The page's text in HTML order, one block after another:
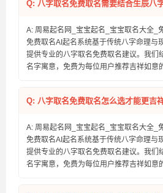
Q: 八字取名免费取名需要结合生辰八
A: 周易起名网_宝宝起名_宝宝取名大全_
免费取名AI起名系统基于传统八字命理与
提供专业的八字取名免费取名建议。我们
名字寓意，免费为每位用户推荐吉祥如意
Q: 八字取名免费取名怎么选才能更吉
A: 周易起名网_宝宝起名_宝宝取名大全_
免费取名AI起名系统基于传统八字命理与
提供专业的八字取名免费取名建议。我们
名字寓意，免费为每位用户推荐吉祥如意